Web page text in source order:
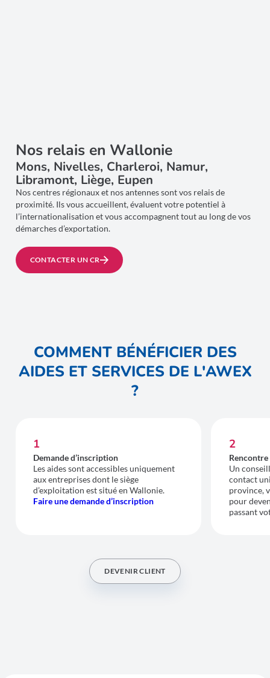
Nos relais en Wallonie
Mons, Nivelles, Charleroi, Namur,
Libramont, Liège, Eupen
Nos centres régionaux et nos antennes sont vos relais de
proximité. Ils vous accueillent, évaluent votre potentiel à
l’internationalisation et vous accompagnent tout au long de vos
démarches d’exportation.
CONTACTER UN CR
COMMENT BÉNÉFICIER DES
AIDES ET SERVICES DE L'AWEX
?
1
Demande d’inscription
Les aides sont accessibles uniquement
aux entreprises dont le siège
d’exploitation est situé en Wallonie.
Faire une demande d’inscription
2
Un
contact
province,
pour
passant
DEVENIR CLIENT